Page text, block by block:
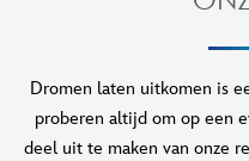
Dromen laten uitkomen is
proberen altijd om op een
deel uit te maken van onze